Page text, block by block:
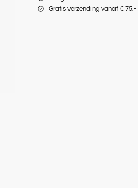
Gratis verzending vanaf € 75,-